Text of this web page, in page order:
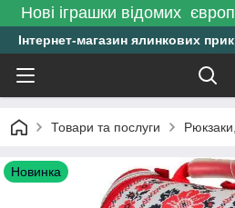
Нові іграшки відомих
Інтернет-магазин ялинкових
Товари та послуги
Новинка